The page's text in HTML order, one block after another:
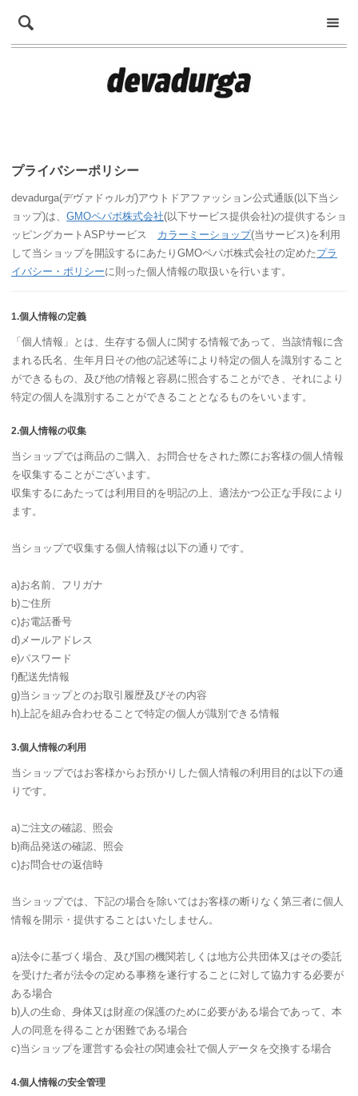
プライバシーポリシー
devadurga(デヴァドゥルガ)アウトドアファッション公式通販(以下当シ
ョップ)は、 GMOペパボ株式会社(以下サービス提供会社)の提供するショ
ッピングカートASPサービス カラーミーショップ(当サービス)を利用
して当ショップを開設するにあたりGMOペパボ株式会社の定めたプラ
イバシー・ポリシーに則った個人情報の取扱いを行います。
1.個人情報の定義
「個人情報」とは、生存する個人に関する情報であって、当該情報に含
まれる氏名、生年月日その他の記述等により特定の個人を識別すること
ができるもの、及び他の情報と容易に照合することができ、それにより
特定の個人を識別することができることとなるものをいいます。
2.個人情報の収集
当ショップでは商品のご購入、お問合せをされた際にお客様の個人情報
を収集することがございます。
収集するにあたっては利用目的を明記の上、適法かつ公正な手段により
ます。
当ショップで収集する個人情報は以下の通りです。
a)お名前、フリガナ
b)ご住所
c)お電話番号
d)メールアドレス
e)パスワード
f)配送先情報
g)当ショップとのお取引履歴及びその内容
h)上記を組み合わせることで特定の個人が識別できる情報
3.個人情報の利用
当ショップではお客様からお預かりした個人情報の利用目的は以下の通
りです。
a)ご注文の確認、照会
b)商品発送の確認、照会
c)お問合せの返信時
当ショップでは、下記の場合を除いてはお客様の断りなく第三者に個人
情報を開示・提供することはいたしません。
a)法令に基づく場合、及び国の機関若しくは地方公共団体又はその委託
を受けた者が法令の定める事務を遂行することに対して協力する必要が
ある場合
b)人の生命、身体又は財産の保護のために必要がある場合であって、本
人の同意を得ることが困難である場合
c)当ショップを運営する会社の関連会社で個人データを交換する場合
4.個人情報の安全管理